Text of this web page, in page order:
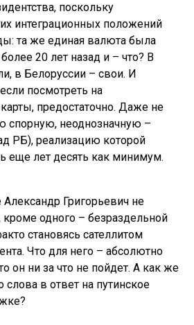
поскольку
интеграционных положений
та же единая валюта была
20 лет назад и – что? В
в Белоруссии – свои. И
посмотреть на
предостаточно. Даже не
спорную, неоднозначную –
РБ), реализацию которой
еще лет десять как минимум.
Александр Григорьевич не
кроме одного – безраздельной
становясь сателлитом
Что для него – абсолютно
он ни за что не пойдет. А как же
слова в ответ на путинское